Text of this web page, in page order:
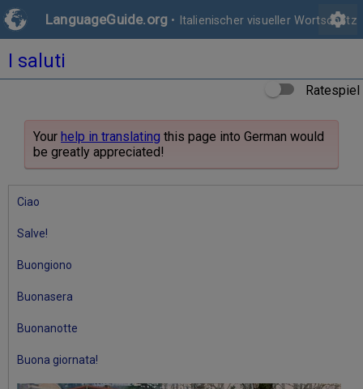
LanguageGuide.org • Italienischer visueller Wortschatz
settings
I saluti
Ratespiel
Your help in translating this page into German would
be greatly appreciated!
Ciao
Salve!
Buongiono
Buonasera
Buonanotte
Buona giornata!